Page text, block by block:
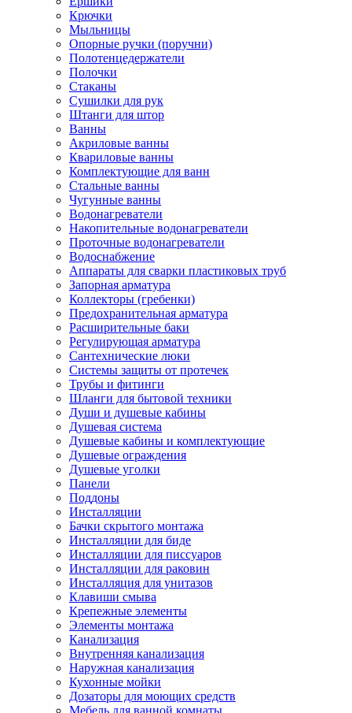
Крючки
Мыльницы
Опорные ручки (поручни)
Полотенцедержатели
Полочки
Стаканы
Сушилки для рук
Штанги для штор
Ванны
Акриловые ванны
Квариловые ванны
Комплектующие для ванн
Стальные ванны
Чугунные ванны
Водонагреватели
Накопительные водонагреватели
Проточные водонагреватели
Водоснабжение
Аппараты для сварки пластиковых труб
Запорная арматура
Коллекторы (гребенки)
Предохранительная арматура
Расширительные баки
Регулирующая арматура
Сантехнические люки
Системы защиты от протечек
Трубы и фитинги
Шланги для бытовой техники
Души и душевые кабины
Душевая система
Душевые кабины и комплектующие
Душевые ограждения
Душевые уголки
Панели
Поддоны
Инсталляции
Бачки скрытого монтажа
Инсталляции для биде
Инсталляции для писсуаров
Инсталляции для раковин
Инсталляция для унитазов
Клавиши смыва
Крепежные элементы
Элементы монтажа
Канализация
Внутренняя канализация
Наружная канализация
Кухонные мойки
Дозаторы для моющих средств
Мебель для ванной комнаты